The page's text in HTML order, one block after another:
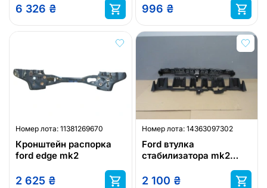
1,2-1,6 08- ford 1764300
6 326 ₴ 996 ₴
Номер лота: 11381269670
Кронштейн распорка
ford edge mk2
2 625 ₴
Номер лота: 14363097302
Ford втулка
стабилизатора mk2
бампер задний
2 100 ₴